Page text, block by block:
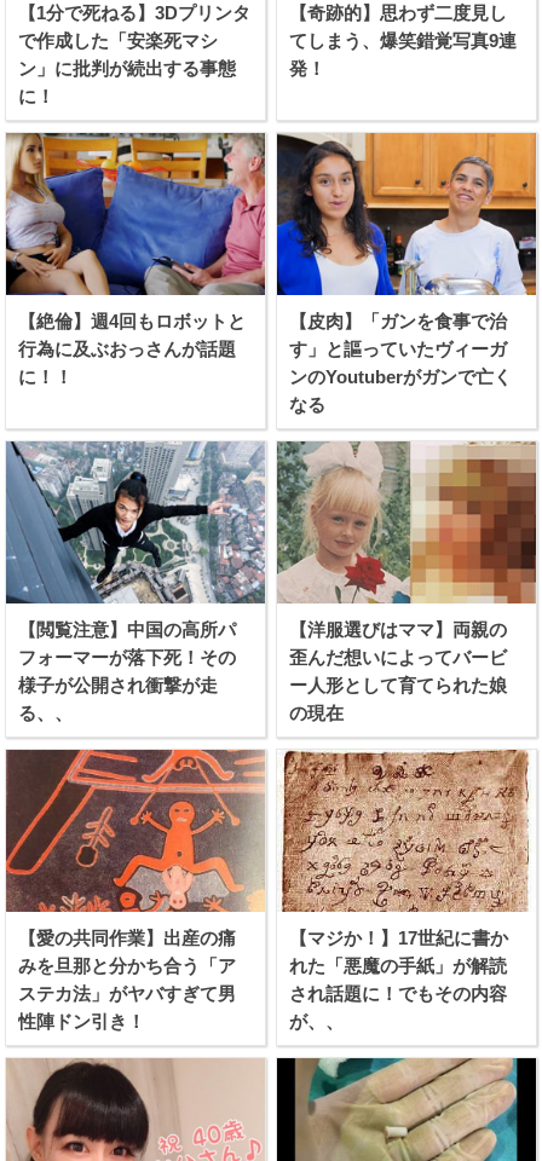
【1分で死ねる】3Dプリンタ
で作成した「安楽死マシ
ン」に批判が続出する事態
に！
【奇跡的】思わず二度見し
てしまう、爆笑錯覚写真9連
発！
【絶倫】週4回もロボットと
行為に及ぶおっさんが話題
に！！
【皮肉】「ガンを食事で治
す」と謳っていたヴィーガ
ンのYoutuberがガンで亡く
なる
【閲覧注意】中国の高所パ
フォーマーが落下死！その
様子が公開され衝撃が走
る、、
【洋服選びはママ】両親の
歪んだ想いによってバービ
ー人形として育てられた娘
の現在
【愛の共同作業】出産の痛
みを旦那と分かち合う「ア
ステカ法」がヤバすぎて男
性陣ドン引き！
【マジか！】17世紀に書か
れた「悪魔の手紙」が解読
され話題に！でもその内容
が、、